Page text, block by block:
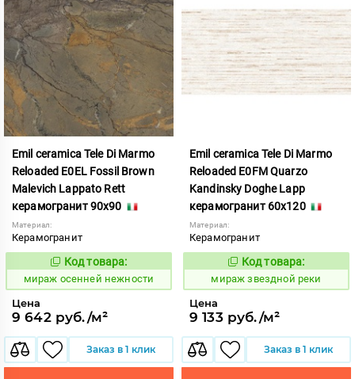
Emil ceramica Tele Di Marmo
Reloaded E0EL Fossil Brown
Malevich Lappato Rett
керамогранит 90x90
Материал:
Керамогранит
992808
Код товара:
мираж осенней нежности
Цена
9 642 руб./м²
Заказ в 1 клик
Emil ceramica Tele Di Marmo
Reloaded E0FM Quarzo
Kandinsky Doghe Lapp
керамогранит 60x120
Материал:
Керамогранит
988079
Код товара:
мираж звездной реки
Цена
9 133 руб./м²
Заказ в 1 клик